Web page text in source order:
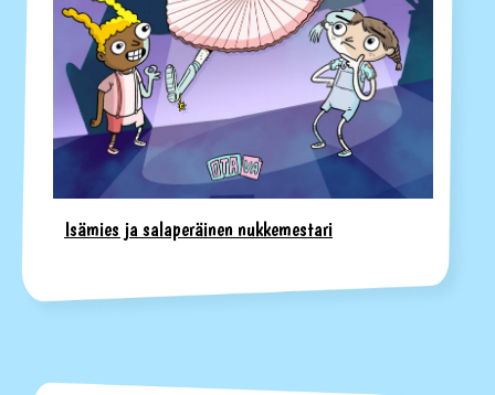
Isämies ja salaperäinen nukkemestari